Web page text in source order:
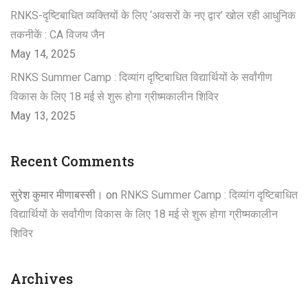
RNKS-दृष्टिबाधित व्यक्तियों के लिए ‘अवसरों के नए द्वार’ खोल रही आधुनिक
तकनीकें : CA विजय जैन
May 14, 2025
RNKS Summer Camp : दिव्यांग दृष्टिबाधित विद्यार्थियों के सर्वांगीण
विकास के लिए 18 मई से शुरू होगा ग्रीष्मकालीन शिविर
May 13, 2025
Recent Comments
सुरेश कुमार मीणाबस्सी। on RNKS Summer Camp : दिव्यांग दृष्टिबाधित
विद्यार्थियों के सर्वांगीण विकास के लिए 18 मई से शुरू होगा ग्रीष्मकालीन
शिविर
Archives